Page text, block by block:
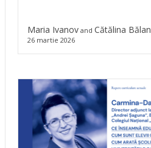
Maria Ivanovand Cătălina Bălan
26 martie 2026